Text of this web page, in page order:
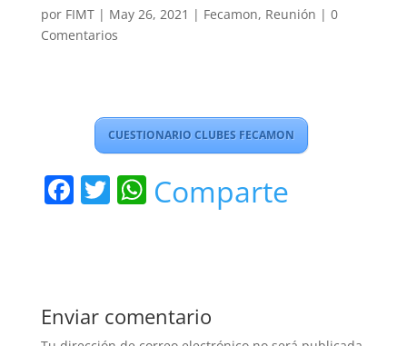
por FIMT| May 26, 2021 | Fecamon, Reunión | 0
Comentarios
CUESTIONARIO CLUBES FECAMON
F
b
o
T W
A
p
Comparte
Enviar comentario